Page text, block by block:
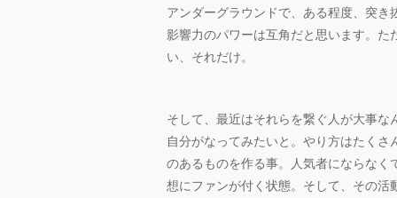
アンダーグラウンドで、ある程度、突
影響力のパワーは互角だと思います。
い、それだけ。
そして、最近はそれらを繋ぐ人が大事
自分がなってみたいと。やり方はたく
のあるものを作る事。人気者にならな
想にファンが付く状態。そして、その活